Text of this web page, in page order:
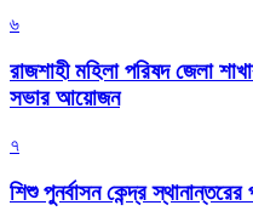
৬
রাজশাহী মহিলা পরিষদ জেলা
সভার আয়োজন
৭
শিশু পুনর্বাসন কেন্দ্র